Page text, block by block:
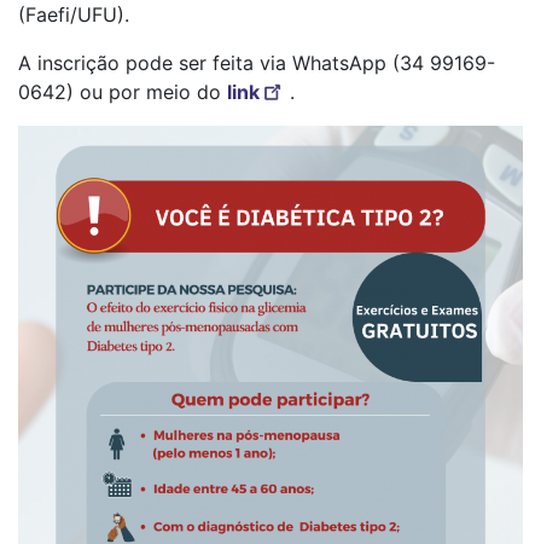
(Faefi/UFU).
A inscrição pode ser feita via WhatsApp (34 99169-
0642) ou por meio do link .